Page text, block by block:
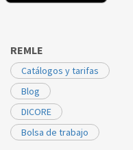
REMLE
Catálogos y tarifas
Blog
DICORE
Bolsa de trabajo